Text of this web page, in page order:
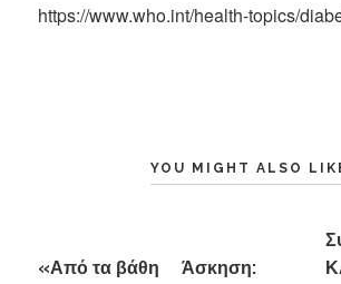
https://www.who.int/health-topics/
YOU MIGHT ALSO
«Από τα βάθη
Άσκηση: